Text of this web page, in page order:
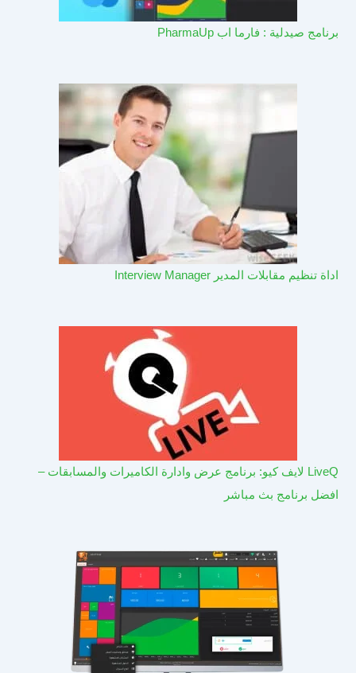
برنامج صيدلية : فارما اب PharmaUp​
اداة تنظيم مقابلات المدير Interview Manager
LiveQ لايف كيو: برنامج عرض وادارة الكاميرات والمسابقات –
افضل برنامج بث مباشر